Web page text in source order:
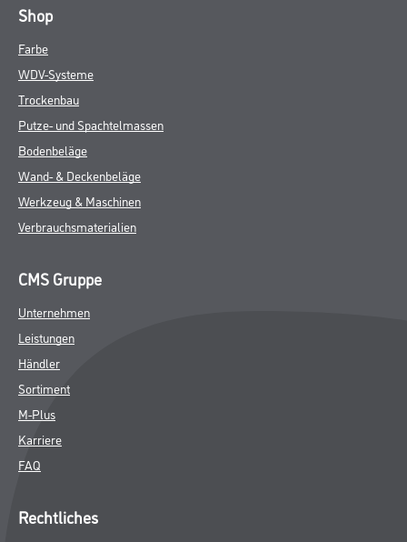
Shop
Farbe
WDV-Systeme
Trockenbau
Putze- und Spachtelmassen
Bodenbeläge
Wand- & Deckenbeläge
Werkzeug & Maschinen
Verbrauchsmaterialien
CMS Gruppe
Unternehmen
Leistungen
Händler
Sortiment
M-Plus
Karriere
FAQ
Rechtliches